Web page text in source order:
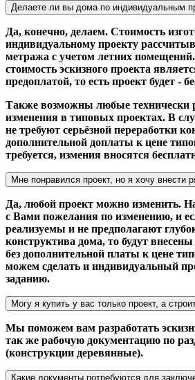
Делаете ли вы дома по индивидуальным
Да, конечно, делаем. Стоимость
индивидуальному проекту
метража с учетом летних помещений.
стоимость эскизного проекта
предоплатой, то есть проект будет -
Также возможны любые технически
изменения в типовых проектах. В
не требуют серьёзной переработки
дополнительной доплаты к цене
требуется, измения вносятся
Мне понравился проект, но я хочу внести
Да, любой проект можно изменить.
с Вами пожелания по изменению, и
реализуемы и не предполагают
конструктива дома, то будут
без дополнительной платы к цене
можем сделать и индивидуальный
заданию.
Могу я купить у вас только проект, а
Мы поможем вам разработать
так же рабочую документацию по
(конструкции деревянные).
Какие документы потребуются для